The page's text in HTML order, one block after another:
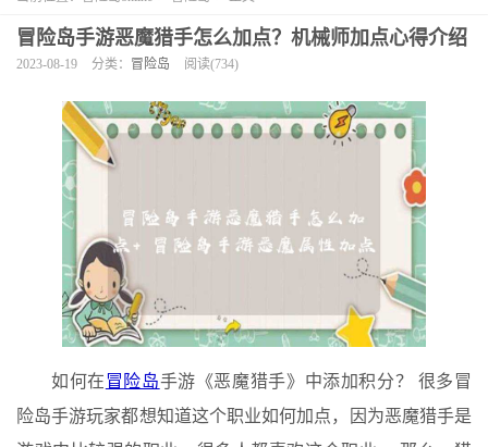
冒险岛手游恶魔猎手怎么加点？机械师加点心得介绍
2023-08-19 分类： 冒险岛 阅读(734)
如何在冒险岛手游《恶魔猎手》中添加积分？ 很多冒
险岛手游玩家都想知道这个职业如何加点，因为恶魔猎手是